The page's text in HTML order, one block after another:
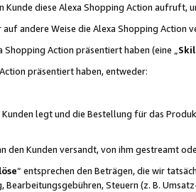
diese Alexa Shopping Action aufruft,
andere Weise die Alexa Shopping Action
Action präsentiert haben (eine „
präsentiert haben, entweder:
legt und die Bestellung für das
Kunden versandt, von ihm gestreamt
“ entsprechen den Beträgen, die wir
Steuern (z. B.